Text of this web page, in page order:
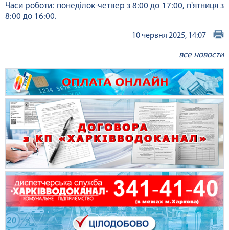
Часи роботи: понеділок-четвер з 8:00 до 17:00, п'ятниця з
8:00 до 16:00.
10 червня 2025, 14:07
все новости